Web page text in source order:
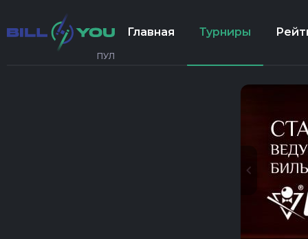
ПУЛ
Главная Турниры